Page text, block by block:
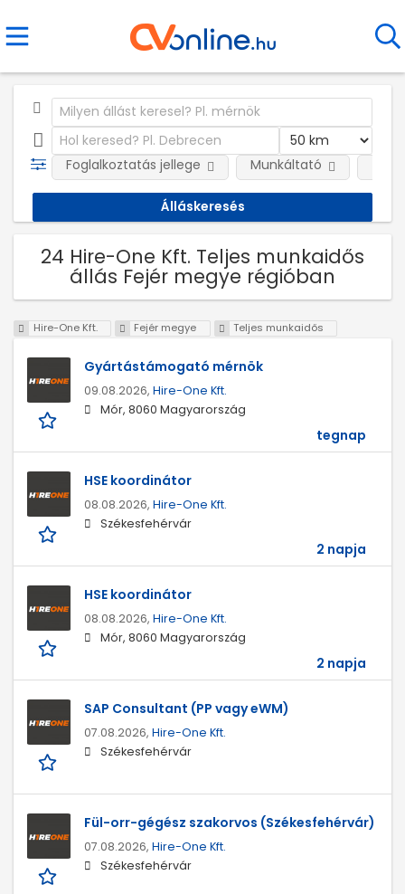
Foglalkoztatás jellege Munkáltató
24 Hire-One Kft. Teljes munkaidős
állás Fejér megye régióban
Hire-One Kft. Fejér megye Teljes munkaidős
Gyártástámogató mérnök
09.08.2026, Hire-One Kft.
Mór, 8060 Magyarország
tegnap
HSE koordinátor
08.08.2026, Hire-One Kft.
Székesfehérvár
2 napja
HSE koordinátor
08.08.2026, Hire-One Kft.
Mór, 8060 Magyarország
2 napja
SAP Consultant (PP vagy eWM)
07.08.2026, Hire-One Kft.
Székesfehérvár
Fül-orr-gégész szakorvos (Székesfehérvár)
07.08.2026, Hire-One Kft.
Székesfehérvár